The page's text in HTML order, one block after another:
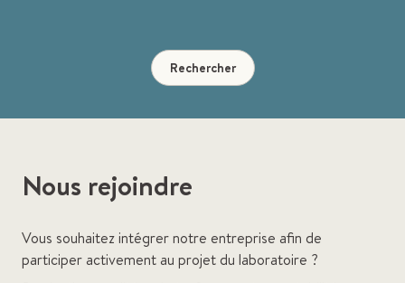
Rechercher
Nous rejoindre
Vous souhaitez intégrer notre entreprise afin de
participer activement au projet du laboratoire ?